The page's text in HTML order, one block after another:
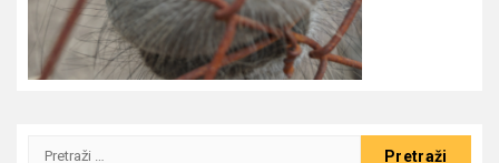
Pretraži: